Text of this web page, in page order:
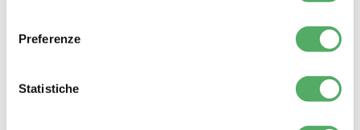
Preferenze
Statistiche
Professionale con Check-Up Gratuito